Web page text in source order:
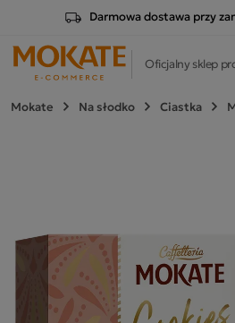
Darmowa dostawa przy
Oficjalny sklep
Mokate Na słodko Ciastka